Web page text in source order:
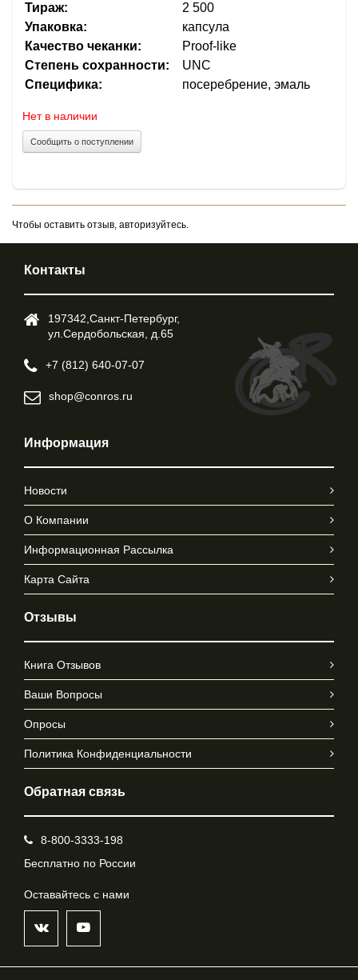
Тираж:
2 500
Упаковка:
капсула
Качество чеканки:
Proof-like
Степень сохранности:
UNC
Специфика:
посеребрение, эмаль
Нет в наличии
Сообщить о поступлении
Чтобы оставить отзыв, авторизуйтесь.
Контакты
197342,Cанкт-Петербург,
ул.Cердобольская, д.65
+7 (812) 640-07-07
shop@conros.ru
Информация
Новости
О Компании
Информационная Рассылка
Карта Сайта
Отзывы
Книга Отзывов
Ваши Вопросы
Опросы
Политика Конфиденциальности
Обратная связь
8-800-3333-198
Бесплатно по России
Оставайтесь с нами